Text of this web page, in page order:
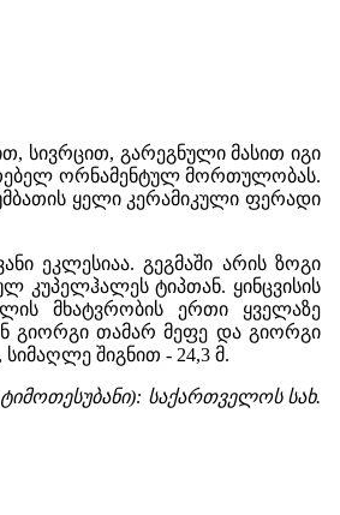
სივრცით, გარეგნული მასით იგი
ორნამენტულ მორთულობას.
ყელი კერამიკული ფერადი
ეკლესიაა. გეგმაში არის ზოგი
კუპელჰალეს ტიპთან. ყინცვისის
მხატვრობის ერთი ყველაზე
გიორგი თამარ მეფე და გიორგი
სიმაღლე შიგნით - 24,3 მ.
ტიმოთესუბანი): საქართველოს სახ.